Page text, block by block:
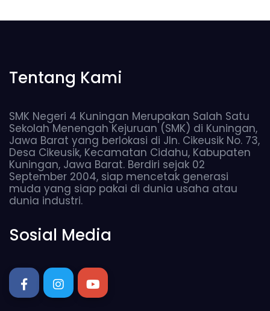
Tentang Kami
SMK Negeri 4 Kuningan Merupakan Salah Satu
Sekolah Menengah Kejuruan (SMK) di Kuningan,
Jawa Barat yang berlokasi di Jln. Cikeusik No. 73,
Desa Cikeusik, Kecamatan Cidahu, Kabupaten
Kuningan, Jawa Barat. Berdiri sejak 02
September 2004, siap mencetak generasi
muda yang siap pakai di dunia usaha atau
dunia industri.
Sosial Media